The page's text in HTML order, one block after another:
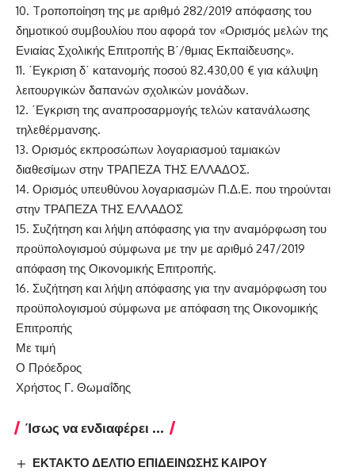
10. Tροποποίηση της με αριθμό 282/2019 απόφασης του
δημοτικού συμβουλίου που αφορά τον «Ορισμός μελών της
Ενιαίας Σχολικής Επιτροπής Β΄/θμιας Εκπαίδευσης».
11. ΄Εγκριση δ΄ κατανομής ποσού 82.430,00 € για κάλυψη
λειτουργικών δαπανών σχολικών μονάδων.
12. ΄Εγκριση της αναπροσαρμογής τελών κατανάλωσης
τηλεθέρμανσης.
13. Ορισμός εκπροσώπων λογαριασμού ταμιακών
διαθεσίμων στην ΤΡΑΠΕΖΑ ΤΗΣ ΕΛΛΑΔΟΣ.
14. Ορισμός υπευθύνου λογαριασμών Π.Δ.Ε. που τηρούνται
στην ΤΡΑΠΕΖΑ ΤΗΣ ΕΛΛΑΔΟΣ
15. Συζήτηση και λήψη απόφασης για την αναμόρφωση του
προϋπολογισμού σύμφωνα με την με αριθμό 247/2019
απόφαση της Οικονομικής Επιτροπής.
16. Συζήτηση και λήψη απόφασης για την αναμόρφωση του
προϋπολογισμού σύμφωνα με απόφαση της Οικονομικής
Επιτροπής
Με τιμή
Ο Πρόεδρος
Χρήστος Γ. Θωμαΐδης
Ίσως να ενδιαφέρει ...
ΕΚΤΑΚΤΟ ΔΕΛΤΙΟ ΕΠΙΔΕΙΝΩΣΗΣ ΚΑΙΡΟΥ